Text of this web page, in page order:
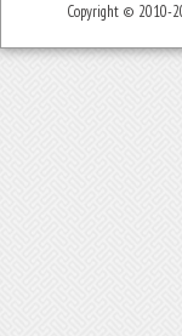
Copyright © 2010-